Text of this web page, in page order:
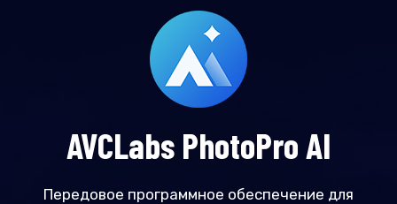
AVCLabs PhotoPro AI
Передовое программное обеспечение для